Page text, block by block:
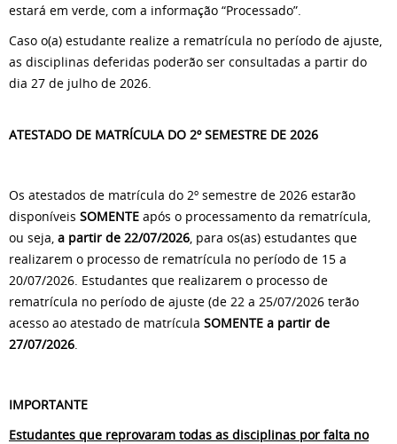
estará em verde, com a informação “Processado”.
Caso o(a) estudante realize a rematrícula no período de ajuste,
as disciplinas deferidas poderão ser consultadas a partir do
dia 27 de julho de 2026.
ATESTADO DE MATRÍCULA DO 2º SEMESTRE DE 2026
Os atestados de matrícula do 2º semestre de 2026 estarão
disponíveis SOMENTE após o processamento da rematrícula,
ou seja, a partir de 22/07/2026 , para os(as) estudantes que
realizarem o processo de rematrícula no período de 15 a
20/07/2026. Estudantes que realizarem o processo de
rematrícula no período de ajuste (de 22 a 25/07/2026 terão
acesso ao atestado de matrícula SOMENTE a partir de
27/07/2026
IMPORTANTE
Estudantes que reprovaram todas as disciplinas por falta no